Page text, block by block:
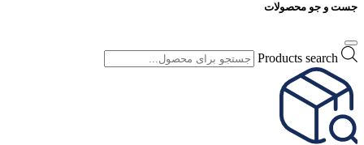
جست و جو محصولات
Products search